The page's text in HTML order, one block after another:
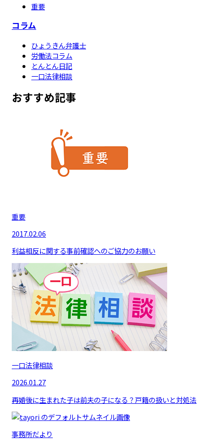
重要
コラム
ひょうきん弁護士
労働法コラム
とんとん日記
一口法律相談
おすすめ記事
重要
2017.02.06
利益相反に関する事前確認へのご協力のお願い
一口法律相談
2026.01.27
再婚後に生まれた子は前夫の子になる？戸籍の扱いと対処法
事務所だより